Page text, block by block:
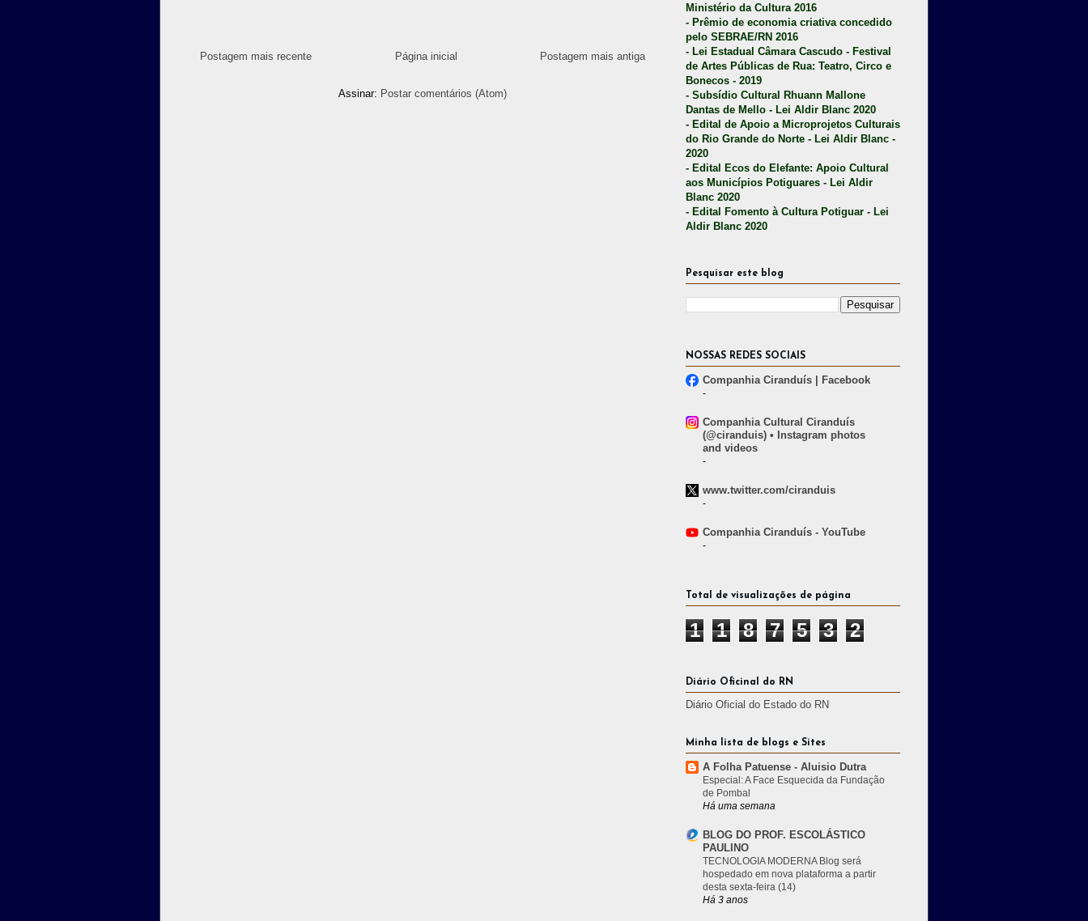
Postagem mais recente Postagem mais antiga
Página inicial
Assinar: Postar comentários (Atom)
Ministério da Cultura 2016
- Prêmio de economia criativa concedido
pelo SEBRAE/RN 2016
- Lei Estadual Câmara Cascudo - Festival
de Artes Públicas de Rua: Teatro, Circo e
Bonecos - 2019
- Subsídio Cultural Rhuann Mallone
Dantas de Mello - Lei Aldir Blanc 2020
- Edital de Apoio a Microprojetos Culturais
do Rio Grande do Norte - Lei Aldir Blanc -
2020
- Edital Ecos do Elefante: Apoio Cultural
aos Municípios Potiguares - Lei Aldir
Blanc 2020
- Edital Fomento à Cultura Potiguar - Lei
Aldir Blanc 2020
Pesquisar este blog
NOSSAS REDES SOCIAIS
Companhia Ciranduís | Facebook
-
Companhia Cultural Ciranduís
(@ciranduis) • Instagram photos
and videos
-
www.twitter.com/ciranduis
-
Companhia Ciranduís - YouTube
-
Total de visualizações de página
1 1 8 7 5 3 2
Diário Oficinal do RN
Diário Oficial do Estado do RN
Minha lista de blogs e Sites
A Folha Patuense - Aluisio Dutra
Especial: A Face Esquecida da Fundação
de Pombal
Há uma semana
BLOG DO PROF. ESCOLÁSTICO
PAULINO
TECNOLOGIA MODERNA Blog será
hospedado em nova plataforma a partir
desta sexta-feira (14)
Há 3 anos